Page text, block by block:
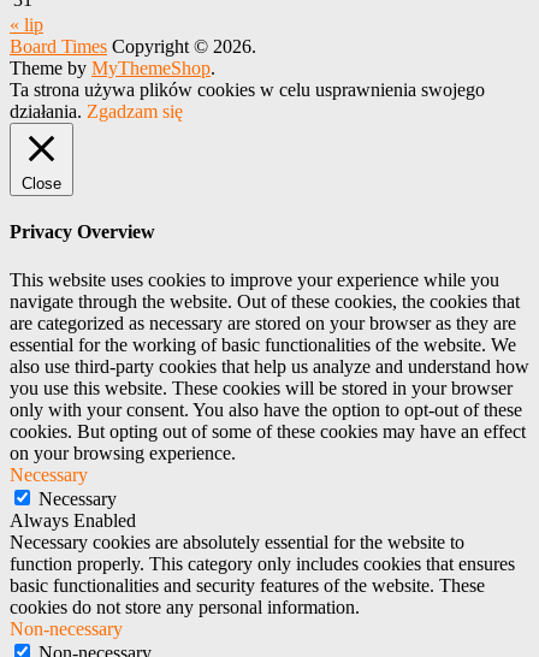
« lip
Board Times Copyright © 2026.
Theme by MyThemeShop.
Ta strona używa plików cookies w celu usprawnienia swojego
działania. Zgadzam się
Close
Privacy Overview
This website uses cookies to improve your experience while you
navigate through the website. Out of these cookies, the cookies that
are categorized as necessary are stored on your browser as they are
essential for the working of basic functionalities of the website. We
also use third-party cookies that help us analyze and understand how
you use this website. These cookies will be stored in your browser
only with your consent. You also have the option to opt-out of these
cookies. But opting out of some of these cookies may have an effect
on your browsing experience.
Necessary
Necessary
Always Enabled
Necessary cookies are absolutely essential for the website to
function properly. This category only includes cookies that ensures
basic functionalities and security features of the website. These
cookies do not store any personal information.
Non-necessary
Non-necessary